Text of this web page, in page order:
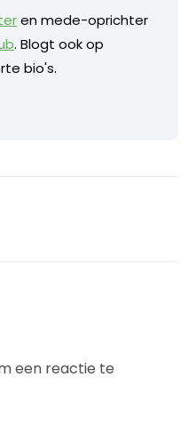
en mede-oprichter
. Blogt ook op
bio's.
een reactie te